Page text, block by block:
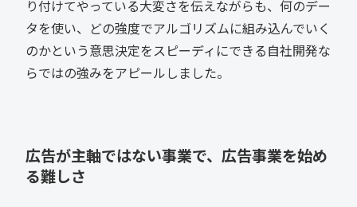
り付けてやっている大変さを伝えながらも、何のデー
タを使い、どの強度でアルゴリズムに組み込んでいく
のかという意思決定をスピーディにできる自社開発な
らではの強みをアピールしました。
広告が主軸ではない事業で、広告事業を始め
る難しさ